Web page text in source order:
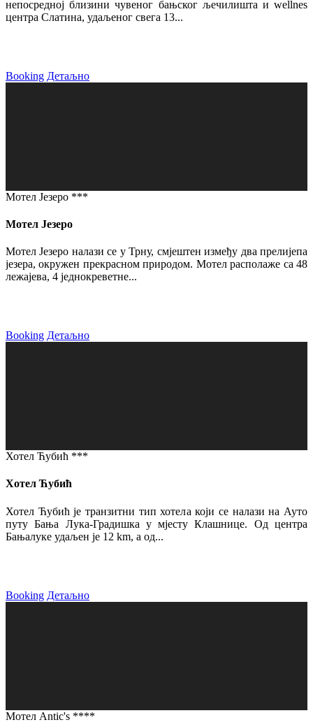
непосредној близини чувеног бањског љечилишта и wellnes
центра Слатина, удаљеног свега 13...
Booking Детаљно
Мотел Језеро ***
Мотел Језеро
Мотел Језеро налази се у Трну, смјештен између два прелијепа
језера, окружен прекрасном природом. Мотел располаже са 48
лежајева, 4 једнокреветне...
Booking Детаљно
Хотел Ћубић ***
Хотел Ћубић
Хотел Ћубић је транзитни тип хотела који се налази на Ауто
путу Бања Лука-Градишка у мјесту Клашнице. Од центра
Бањалуке удаљен је 12 km, а од...
Booking Детаљно
Мотел Antic's ****